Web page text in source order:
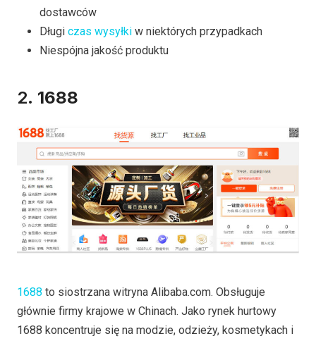
dostawców
Długi czas wysyłki w niektórych przypadkach
Niespójna jakość produktu
2. 1688
1688 to siostrzana witryna Alibaba.com. Obsługuje
głównie firmy krajowe w Chinach. Jako rynek hurtowy
1688 koncentruje się na modzie, odzieży, kosmetykach i